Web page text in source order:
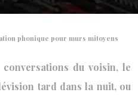
phonique pour murs mitoyens
du voisin, le
tard dans la nuit, ou